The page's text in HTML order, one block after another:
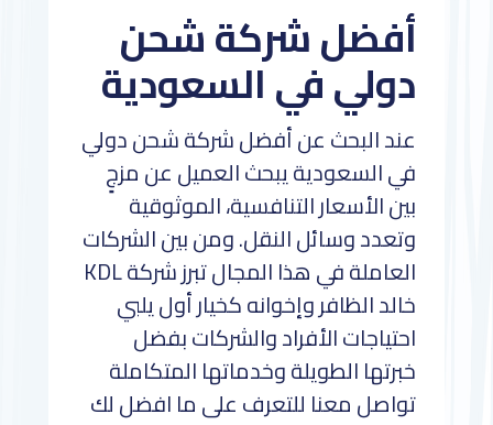
أفضل شركة شحن
دولي في السعودية
عند البحث عن أفضل شركة شحن دولي
في السعودية يبحث العميل عن مزجٍ
بين الأسعار التنافسية، الموثوقية
وتعدد وسائل النقل. ومن بين الشركات
العاملة في هذا المجال تبرز شركة KDL
خالد الظافر وإخوانه كخيار أول يلبي
احتياجات الأفراد والشركات بفضل
خبرتها الطويلة وخدماتها المتكاملة
تواصل معنا للتعرف على ما افضل لك